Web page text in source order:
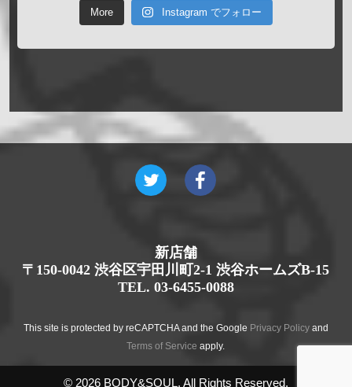
More Instagram でフォロー
新店舗
〒150-0042 渋谷区宇田川町2-1 渋谷ホームズB-15
TEL. 03-6455-0088
This site is protected by reCAPTCHA and the Google Privacy Policyand
Terms of Service apply.
© 2026 BODY&SOUL. All Rights Reserved.